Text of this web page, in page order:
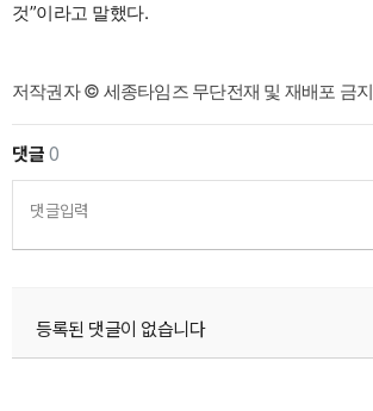
것”이라고 말했다.
저작권자 © 세종타임즈 무단전재 및 재배포 금지
댓글0
댓글입력
등록된 댓글이 없습니다